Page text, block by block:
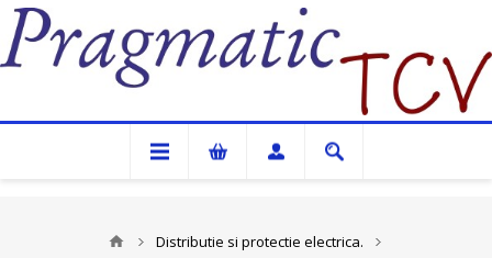
Pragmatic TCV
Distributie si protectie electrica.